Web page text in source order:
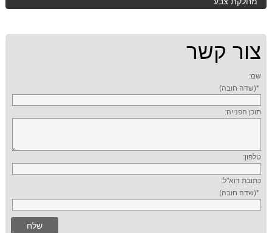
צור קשר
שם:
*(שדה חובה)
תוכן הפנייה:
טלפון:
כתובת דוא"ל:
*(שדה חובה)